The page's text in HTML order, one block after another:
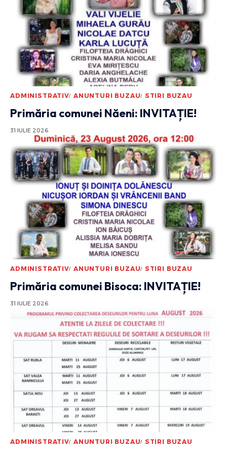
ADMINISTRATIV ANUNTURI BUZAU STIRI BUZAU
Primăria comunei Năeni: INVITAȚIE!
31 IULIE 2026
ADMINISTRATIV ANUNTURI BUZAU STIRI BUZAU
Primăria comunei Bisoca: INVITAȚIE!
31 IULIE 2026
ADMINISTRATIV ANUNTURI BUZAU STIRI BUZAU